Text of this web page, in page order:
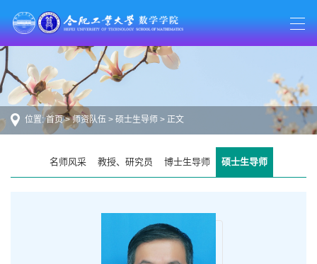
位置:首页>师资队伍 > 硕士生导师 > 正文
名师风采 教授、研究员 博士生导师 硕士生导师